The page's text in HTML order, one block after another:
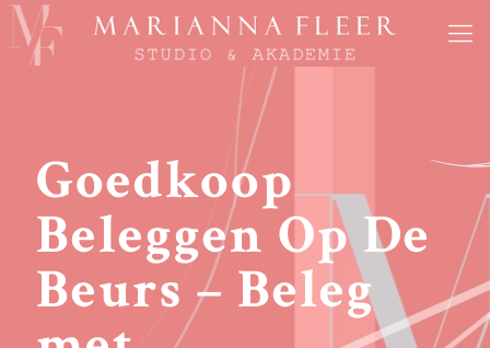
Goedkoop
Beleggen Op De
Beurs – Beleg